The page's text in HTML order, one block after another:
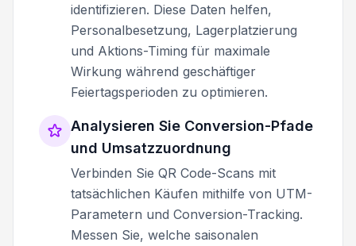
identifizieren. Diese Daten helfen,
Personalbesetzung, Lagerplatzierung
und Aktions-Timing für maximale
Wirkung während geschäftiger
Feiertagsperioden zu optimieren.
Analysieren Sie Conversion-Pfade
und Umsatzzuordnung
Verbinden Sie QR Code-Scans mit
tatsächlichen Käufen mithilfe von UTM-
Parametern und Conversion-Tracking.
Messen Sie, welche saisonalen